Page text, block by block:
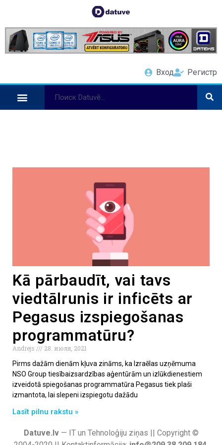
Вход Регистр
Kā pārbaudīt, vai tavs
viedtālrunis ir inficēts ar
Pegasus izspiegošanas
programmatūru?
Andrejs
28. июля, 2021
Pirms dažām dienām kļuva zināms, ka Izraēlas uzņēmuma
NSO Group tiesībaizsardzības aģentūrām un izlūkdienestiem
izveidotā spiegošanas programmatūra Pegasus tiek plaši
izmantota, lai slepeni izspiegotu dažādu
Lasīt pilnu rakstu »
Datuve.lv— IT un Tehnoloģiju ziņas || Copyright ©